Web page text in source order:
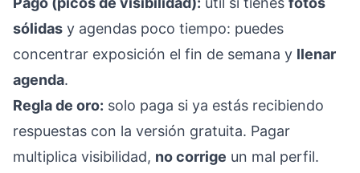
sólidas y agendas poco tiempo: puedes
concentrar exposición el fin de semana y llenar
agenda.
Regla de oro: solo paga si ya estás recibiendo
respuestas con la versión gratuita. Pagar
multiplica visibilidad, no corrige un mal perfil.